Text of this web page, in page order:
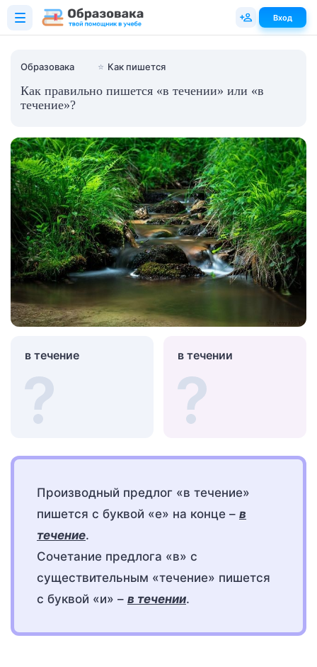
Образовака ⭐ Как пишется
Как правильно пишется «в течении» или «в
течение»?
в течение в течении
Производный предлог «в течение»
пишется с буквой «е» на конце – в
течение.
Сочетание предлога «в» с
существительным «течение» пишется
с буквой «и» – в течении.
Вход